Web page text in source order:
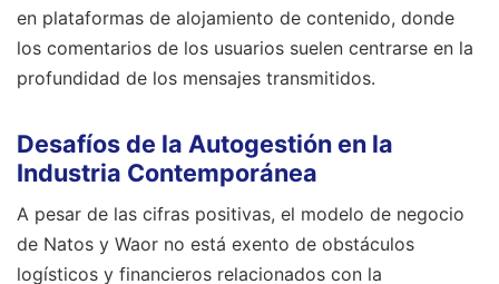
en plataformas de alojamiento de contenido, donde
los comentarios de los usuarios suelen centrarse en la
profundidad de los mensajes transmitidos.
Desafíos de la Autogestión en la
Industria Contemporánea
A pesar de las cifras positivas, el modelo de negocio
de Natos y Waor no está exento de obstáculos
logísticos y financieros relacionados con la